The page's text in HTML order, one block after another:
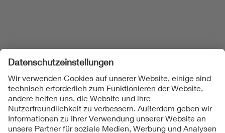
Weitere Postings anzeigen
Folgen Sie uns